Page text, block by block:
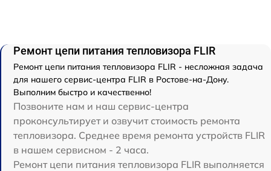
Ремонт цепи питания тепловизора FLIR
Ремонт цепи питания тепловизора FLIR - несложная задача
для нашего сервис-центра FLIR в Ростове-на-Дону.
Выполним быстро и качественно!
Позвоните нам и наш сервис-центра
проконсультирует и озвучит стоимость ремонта
тепловизора. Среднее время ремонта устройств FLIR
в нашем сервисном - 2 часа.
Ремонт цепи питания тепловизора FLIR выполняется